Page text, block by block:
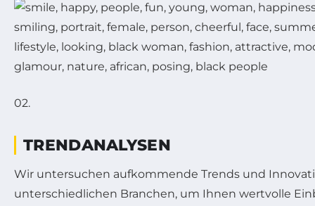
02.
TRENDANALYSEN
Wir untersuchen aufkommende Trends und
unterschiedlichen Branchen, um Ihnen wertvolle